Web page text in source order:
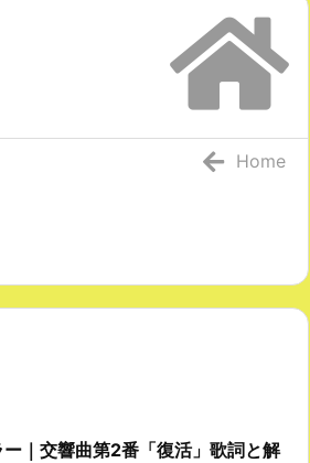
Home
ー｜交響曲第2番「復活」歌詞と解